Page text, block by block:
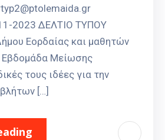
2023 ΔΕΛΤΙΟ ΤΥΠΟΥ
Εορδαίας και μαθητών
Εβδομάδα Μείωσης
τους ιδέες για την
[…]